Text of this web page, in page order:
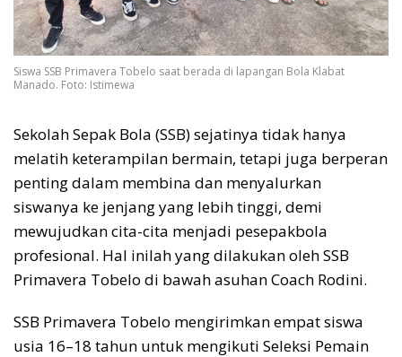
Siswa SSB Primavera Tobelo saat berada di lapangan Bola Klabat
Manado. Foto: Istimewa
Sekolah Sepak Bola (SSB) sejatinya tidak hanya
melatih keterampilan bermain, tetapi juga berperan
penting dalam membina dan menyalurkan
siswanya ke jenjang yang lebih tinggi, demi
mewujudkan cita-cita menjadi pesepakbola
profesional. Hal inilah yang dilakukan oleh SSB
Primavera Tobelo di bawah asuhan Coach Rodini.
SSB Primavera Tobelo mengirimkan empat siswa
usia 16–18 tahun untuk mengikuti Seleksi Pemain